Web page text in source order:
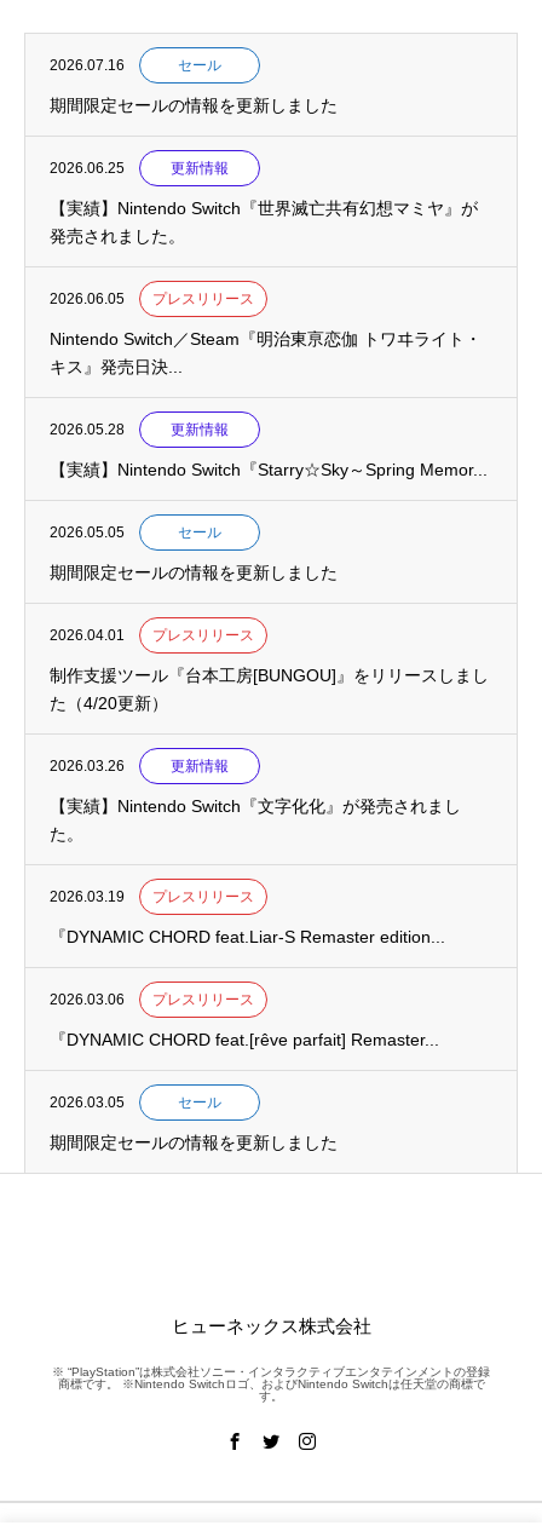
2026.07.16 セール
期間限定セールの情報を更新しました
2026.06.25 更新情報
【実績】Nintendo Switch『世界滅亡共有幻想マミヤ』が
発売されました。
2026.06.05 プレスリリース
Nintendo Switch／Steam『明治東亰恋伽 トワヰライト・
キス』発売日決...
2026.05.28 更新情報
【実績】Nintendo Switch『Starry☆Sky～Spring Memor...
2026.05.05 セール
期間限定セールの情報を更新しました
2026.04.01 プレスリリース
制作支援ツール『台本工房[BUNGOU]』をリリースしまし
た（4/20更新）
2026.03.26 更新情報
【実績】Nintendo Switch『文字化化』が発売されまし
た。
2026.03.19 プレスリリース
『DYNAMIC CHORD feat.Liar-S Remaster edition...
2026.03.06 プレスリリース
『DYNAMIC CHORD feat.[rêve parfait] Remaster...
2026.03.05 セール
期間限定セールの情報を更新しました
ヒューネックス株式会社
※ “PlayStation”は株式会社ソニー・インタラクティブエンタテインメントの登録
商標です。 ※Nintendo Switchロゴ、およびNintendo Switchは任天堂の商標で
す。